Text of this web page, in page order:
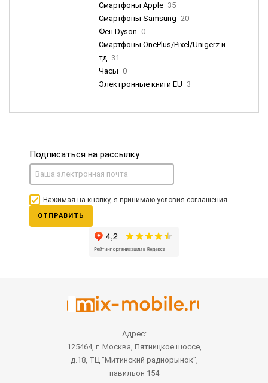
Смартфоны Apple 35
Смартфоны Samsung 20
Фен Dyson 0
Смартфоны OnePlus/Pixel/Unigerz и
тд 31
Часы 0
Электронные книги EU 3
Подписаться на рассылку
Нажимая на кнопку, я принимаю условия соглашения.
ОТПРАВИТЬ
Адрес:
125464, г. Москва, Пятницкое шоссе,
д.18, ТЦ "Митинский радиорынок",
павильон 154